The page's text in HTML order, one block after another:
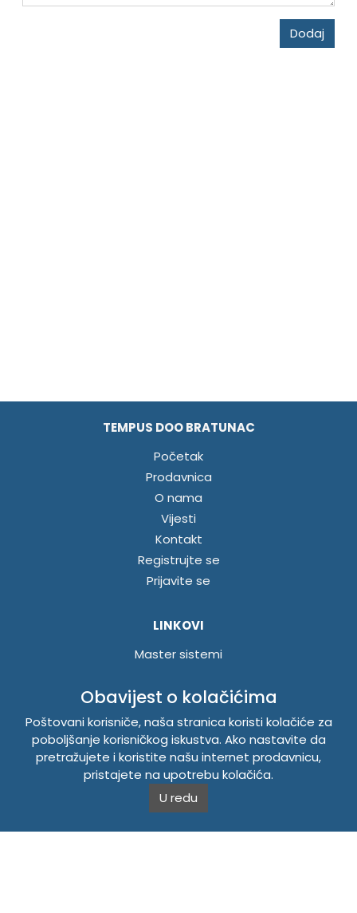
Dodaj
TEMPUS DOO BRATUNAC
Početak
Prodavnica
O nama
Vijesti
Kontakt
Registrujte se
Prijavite se
LINKOVI
Master sistemi
Akcije
INFORMACIJE
Politika o kolačićima
Uslovi korištenja
Politika privatnosti
Obavijest o kolačićima
Poštovani korisniče, naša stranica koristi kolačiće za
poboljšanje korisničkog iskustva. Ako nastavite da
pretražujete i koristite našu internet prodavnicu,
pristajete na upotrebu kolačića.
U redu